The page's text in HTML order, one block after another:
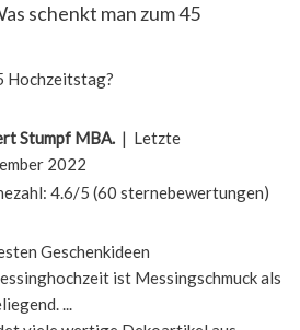
schenkt man zum 45
Hochzeitstag?
Stumpf MBA. | Letzte
2022
4.6/5 (60 sternebewertungen)
Geschenkideen
ist Messingschmuck als
...